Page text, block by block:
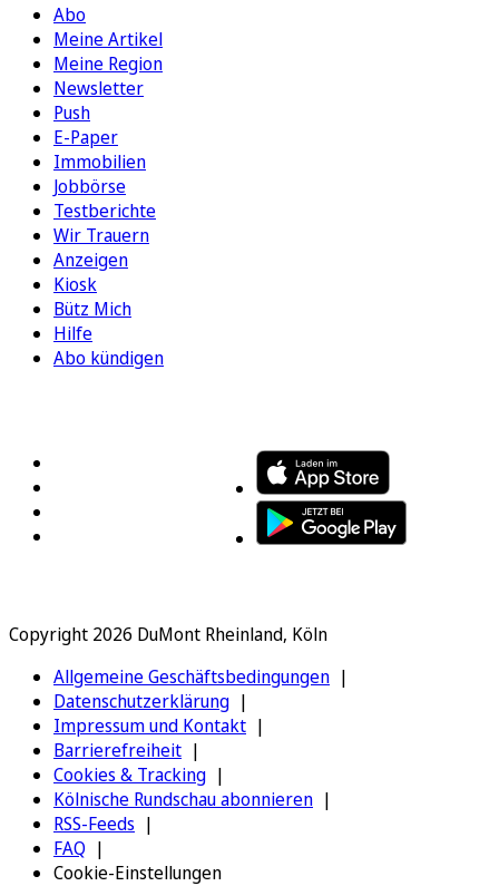
Abo
Meine Artikel
Meine Region
Newsletter
Push
E-Paper
Immobilien
Jobbörse
Testberichte
Wir Trauern
Anzeigen
Kiosk
Bütz Mich
Hilfe
Abo kündigen
Copyright 2026 DuMont Rheinland, Köln
Allgemeine Geschäftsbedingungen
Datenschutzerklärung
Impressum und Kontakt
Barrierefreiheit
Cookies & Tracking
Kölnische Rundschau abonnieren
RSS-Feeds
FAQ
Cookie-Einstellungen